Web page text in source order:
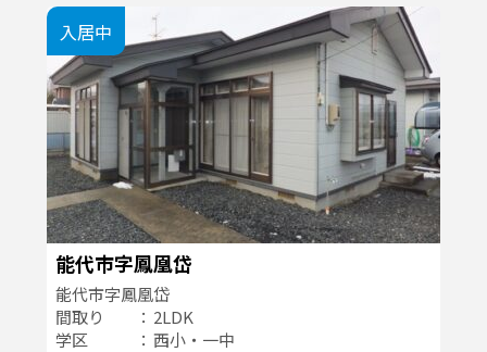
入居中
能代市字鳳凰岱
能代市字鳳凰岱
間取り
2LDK
学区
西小・一中